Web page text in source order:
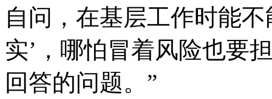
自问，在基层工作时能
实’，哪怕冒着风险也要
回答的问题。”